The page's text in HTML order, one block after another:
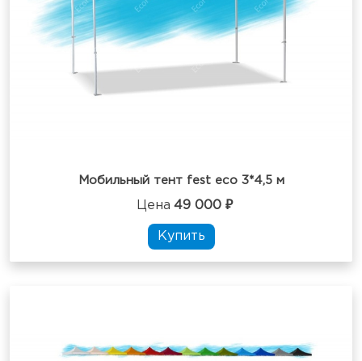
Мобильный тент fest eco 3*4,5 м
Цена 49 000 ₽
Купить